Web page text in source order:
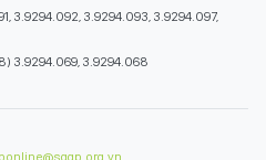
3.9294.092, 3.9294.093, 3.9294.097,
3.9294.069, 3.9294.068